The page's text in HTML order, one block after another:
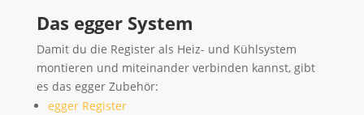
Das egger System
Damit du die Register als Heiz- und Kühlsystem
montieren und miteinander verbinden kannst, gibt
es das egger Zubehör:
egger Register